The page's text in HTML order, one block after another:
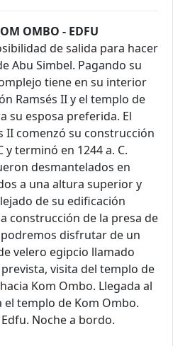
OMBO - EDFU
de salida para hacer
Abu Simbel. Pagando su
tiene en su interior
Ramsés II y el templo de
su esposa preferida. El
II comenzó su construcción
y terminó en 1244 a. C.
desmantelados en
a una altura superior y
de su edificación
construcción de la presa de
disfrutar de un
velero egipcio llamado
prevista, visita del templo de
Kom Ombo. Llegada al
el templo de Kom Ombo.
Noche a bordo.